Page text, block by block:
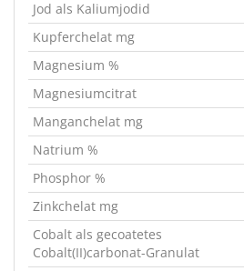
Jod als Kaliumjodid
Kupferchelat mg
Magnesium %
Magnesiumcitrat
Manganchelat mg
Natrium %
Phosphor %
Zinkchelat mg
Cobalt als gecoatetes
Cobalt(II)carbonat-Granulat